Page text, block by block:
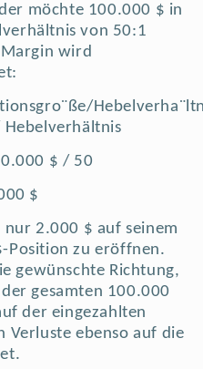
möchte 100.000 $ in
von 50:1
wird
Hebelverhältnis
$ / 50
$
2.000 $ auf seinem
Position zu eröffnen.
gewünschte Richtung,
gesamten 100.000
der eingezahlten
Verluste ebenso auf die